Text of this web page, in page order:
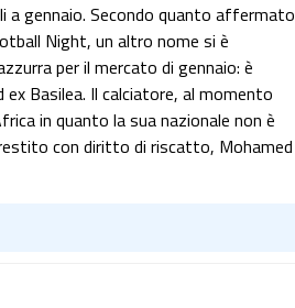
a gennaio. Secondo quanto affermato
Night, un altro nome si è
per il mercato di gennaio: è
ex Basilea. Il calciatore, al momento
in quanto la sua nazionale non è
con diritto di riscatto, Mohamed